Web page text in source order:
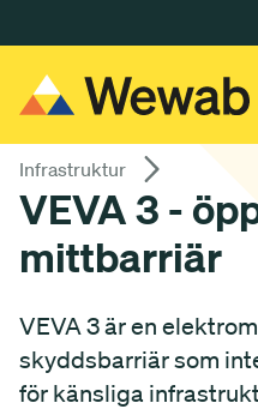
Infrastruktur
VEVA 3 -
mittbarriär
VEVA 3 är en
skyddsbarriär som
för känsliga